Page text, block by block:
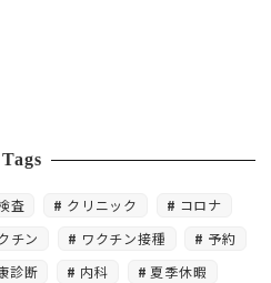
Tags
査 クリニック
コロナ
チン ワクチン接種
予約
診断 内科
夏季休暇